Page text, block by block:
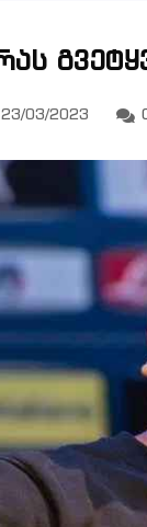
23/03/2023